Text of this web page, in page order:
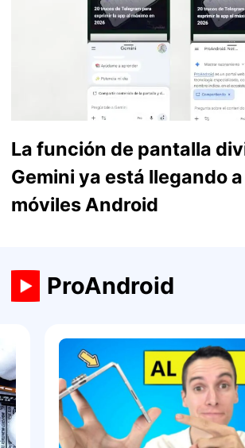
La función de pantalla
Gemini ya está llegando
móviles Android
ProAndroid